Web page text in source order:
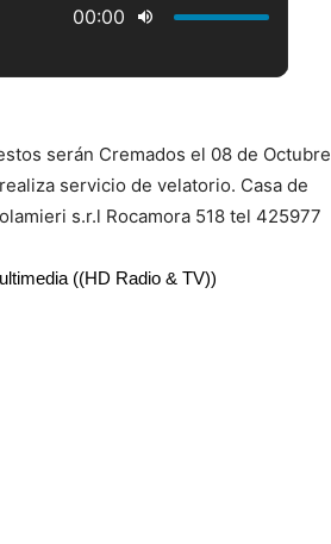
serán Cremados el 08 de Octubre
servicio de velatorio. Casa de
s.r.l Rocamora 518 tel 425977
((HD Radio & TV))